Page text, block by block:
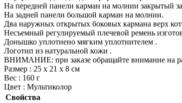
На передней панели карман на молнии закрытый
На задней панели большой карман на молнии.
Два наружных открытых боковых кармана верх
Несъемный регулируемый плечевой ремень
Донышко уплотнено мягким уплотнителем .
Логотип из натуральной кожи .
ВНИМАНИЕ: при заказе обращайте внимание на
Размер : 25 х 21 х 8 см
Вес : 160 г
Цвет : Мультиколор
Свойства